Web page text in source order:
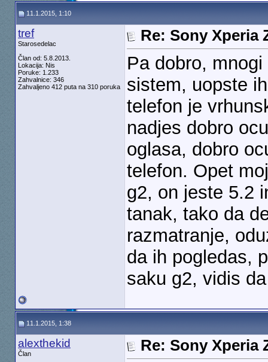
11.1.2015, 1:10
tref
Starosedelac
Član od: 5.8.2013.
Lokacija: Nis
Poruke: 1.233
Zahvalnice: 346
Zahvaljeno 412 puta na 310 poruka
Re: Sony Xperia
Pa dobro,
sistem, uopste
telefon je
nadjes dobro
oglasa, dobro
telefon. Opet
g2, on jeste 5.2
tanak, tako da
razmatranje,
da ih pogledas,
saku g2, vidis
11.1.2015, 1:38
alexthekid
Član
Re: Sony Xperia